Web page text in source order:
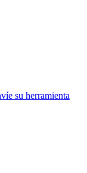
su herramienta